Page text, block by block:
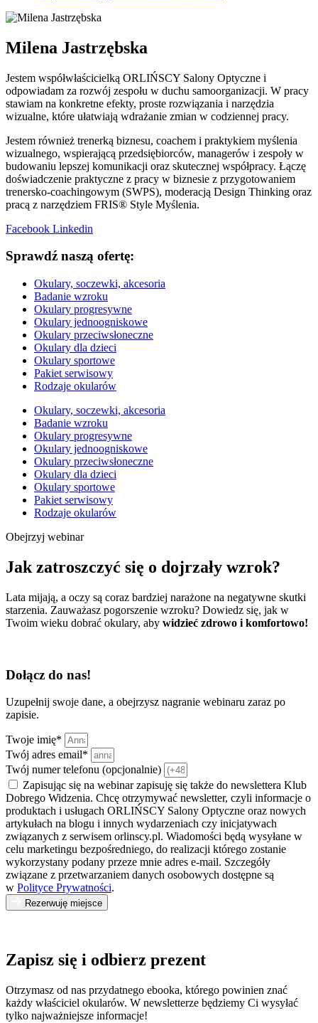
Milena Jastrzębska
Jestem współwłaścicielką ORLIŃSCY Salony Optyczne i
odpowiadam za rozwój zespołu w duchu samoorganizacji. W pracy
stawiam na konkretne efekty, proste rozwiązania i narzędzia
wizualne, które ułatwiają wdrażanie zmian w codziennej pracy.
Jestem również trenerką biznesu, coachem i praktykiem myślenia
wizualnego, wspierającą przedsiębiorców, managerów i zespoły w
budowaniu lepszej komunikacji oraz skutecznej współpracy. Łączę
doświadczenie praktyczne z pracy w biznesie z przygotowaniem
trenersko-coachingowym (SWPS), moderacją Design Thinking oraz
pracą z narzędziem FRIS® Style Myślenia.
Facebook Linkedin
Sprawdź naszą ofertę:
Okulary, soczewki, akcesoria
Badanie wzroku
Okulary progresywne
Okulary jednoogniskowe
Okulary przeciwsłoneczne
Okulary dla dzieci
Okulary sportowe
Pakiet serwisowy
Rodzaje okularów
Okulary, soczewki, akcesoria
Badanie wzroku
Okulary progresywne
Okulary jednoogniskowe
Okulary przeciwsłoneczne
Okulary dla dzieci
Okulary sportowe
Pakiet serwisowy
Rodzaje okularów
Obejrzyj webinar
Jak zatroszczyć się o dojrzały wzrok?
Lata mijają, a oczy są coraz bardziej narażone na negatywne skutki
starzenia. Zauważasz pogorszenie wzroku? Dowiedz się, jak w
Twoim wieku dobrać okulary, aby widzieć zdrowo i komfortowo!
Dołącz do nas!
Uzupełnij swoje dane, a obejrzysz nagranie webinaru zaraz po
zapisie.
Twoje imię*
Twój adres email*
Twój numer telefonu (opcjonalnie)
Zapisując się na webinar zapisuję się także do newslettera Klub
Dobrego Widzenia. Chcę otrzymywać newsletter, czyli informacje o
produktach i usługach ORLIŃSCY Salony Optyczne oraz nowych
artykułach na blogu i innych wydarzeniach czy inicjatywach
związanych z serwisem orlinscy.pl. Wiadomości będą wysyłane w
celu marketingu bezpośredniego, do realizacji którego zostanie
wykorzystany podany przeze mnie adres e-mail. Szczegóły
związane z przetwarzaniem danych osobowych dostępne są
w Polityce Prywatności.
Rezerwuję miejsce
Zapisz się i odbierz prezent
Otrzymasz od nas przydatnego ebooka, którego powinien znać
każdy właściciel okularów. W newsletterze będziemy Ci wysyłać
tylko najważniejsze informacje!